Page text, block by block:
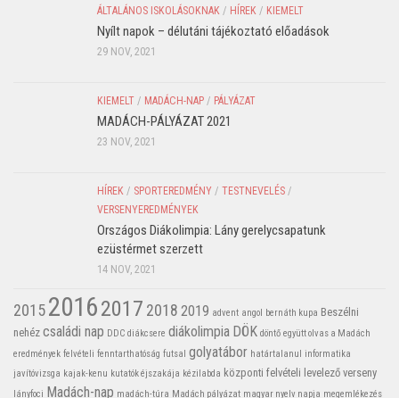
ÁLTALÁNOS ISKOLÁSOKNAK / HÍREK / KIEMELT
Nyílt napok – délutáni tájékoztató előadások
29 NOV, 2021
KIEMELT / MADÁCH-NAP / PÁLYÁZAT
MADÁCH-PÁLYÁZAT 2021
23 NOV, 2021
HÍREK / SPORTEREDMÉNY / TESTNEVELÉS /
VERSENYEREDMÉNYEK
Országos Diákolimpia: Lány gerelycsapatunk
ezüstérmet szerzett
14 NOV, 2021
201520162017 2018 2019 advent angol bernáth kupa Beszélni
nehéz családi nap DDC diákcsere diákolimpia DÖK döntő együtt olvas a Madách
eredmények felvételi fenntarthatóság futsal golyatábor határtalanul informatika
javítóvizsga kajak-kenu kutatók éjszakája kézilabda központi felvételi levelező verseny
lányfoci Madách-nap madách-túra Madách pályázat magyar nyelv napja megemlékezés